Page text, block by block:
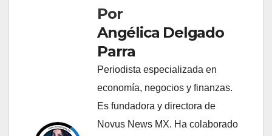
Por
Angélica Delgado
Parra
Periodista especializada en
economía, negocios y finanzas.
Es fundadora y directora de
Novus News MX. Ha colaborado